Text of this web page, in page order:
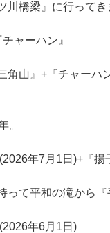
川橋梁』に行ってき
ャーハン』
角山』+『チャーハ
。
年7月1日)+『揚
って平和の滝から『
年6月1日)